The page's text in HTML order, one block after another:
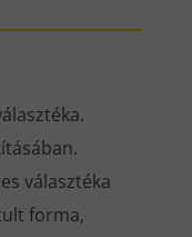
választéka
forma,